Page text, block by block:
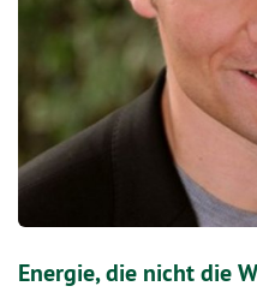
Energie, die nicht die